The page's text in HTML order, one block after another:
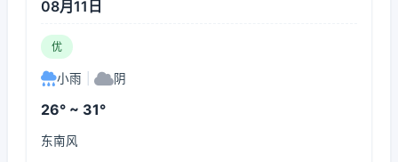
08月11日
优
小雨 阴
26° ~ 31°
东南风